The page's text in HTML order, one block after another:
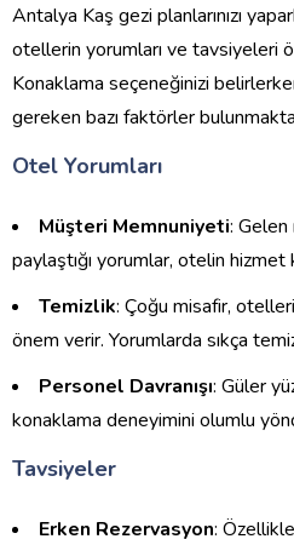
Antalya Kaş gezi planlarınızı
otellerin yorumları ve tavsiyeleri
Konaklama seçeneğinizi
gereken bazı faktörler
Otel Yorumları
Müşteri Memnuniyeti:
paylaştığı yorumlar, otelin
Temizlik: Çoğu misafir,
önem verir. Yorumlarda sıkça
Personel Davranışı: Güler
konaklama deneyimini olumlu
Tavsiyeler
Erken Rezervasyon: